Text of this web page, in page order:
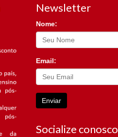
Newsletter
Nome:
Email:
Enviar
Socialize conosco